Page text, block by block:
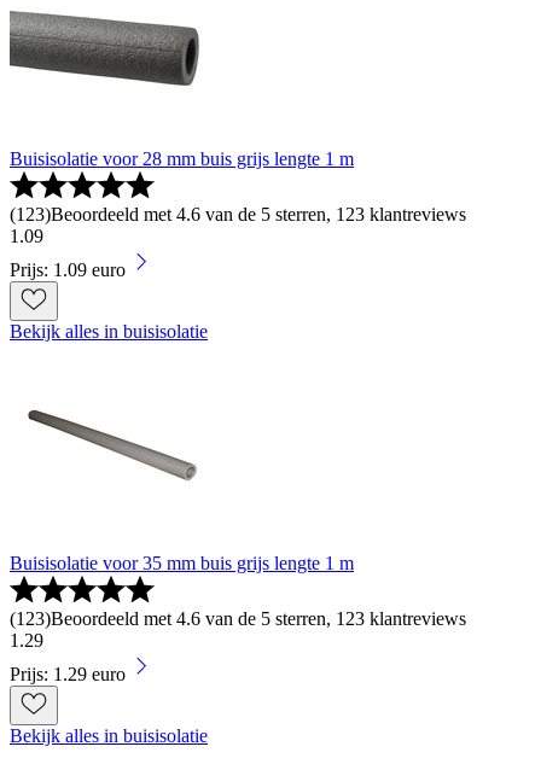
Buisisolatie voor 28 mm buis grijs lengte 1 m
(123)Beoordeeld met 4.6 van de 5 sterren, 123 klantreviews
1 .09
Prijs: 1.09 euro
Bekijk alles in buisisolatie
Buisisolatie voor 35 mm buis grijs lengte 1 m
(123)Beoordeeld met 4.6 van de 5 sterren, 123 klantreviews
1 .29
Prijs: 1.29 euro
Bekijk alles in buisisolatie